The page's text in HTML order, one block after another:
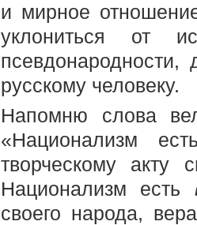
и мирное
уклониться от
русскому человеку.
Напомню слова
«Национализм
творческому акту
Национализм есть
своего народа,